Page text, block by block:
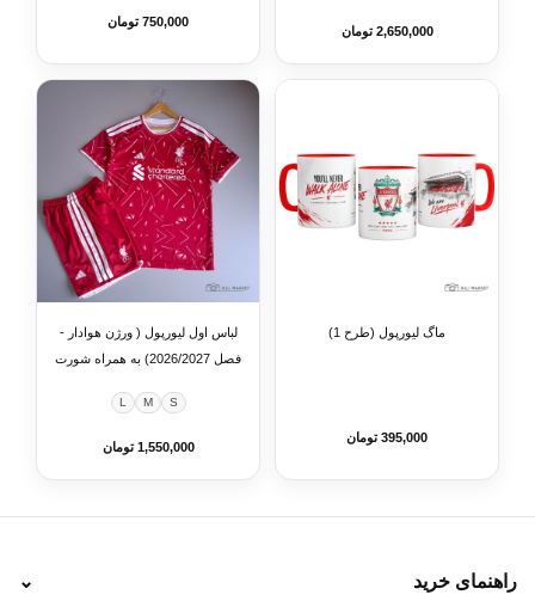
2,650,000 تومان
750,000 تومان
ماگ لیورپول (طرح 1)
395,000 تومان
لباس اول لیورپول ( ورژن هوادار -
فصل 2026/2027) به همراه شورت
S
M
L
1,550,000 تومان
راهنمای خرید ⌄